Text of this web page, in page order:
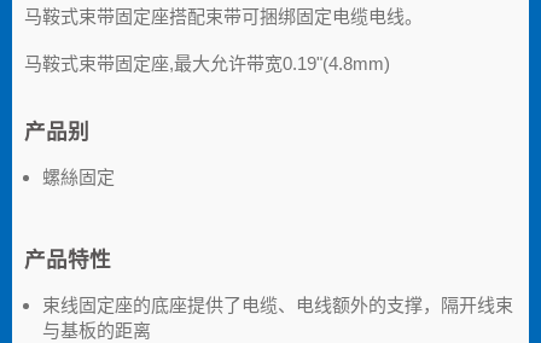
马鞍式束带固定座搭配束带可捆绑固定电缆电线。
马鞍式束带固定座,最大允许带宽0.19"(4.8mm)
产品别
螺絲固定
产品特性
束线固定座的底座提供了电缆、电线额外的支撑，隔开线束
与基板的距离